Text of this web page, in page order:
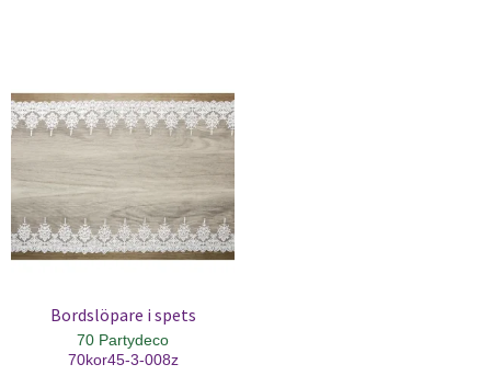
Bordslöpare i spets
70 Partydeco
70kor45-3-008z